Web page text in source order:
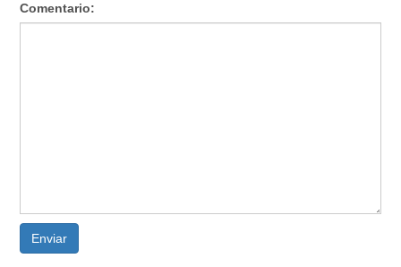
Comentario:
Enviar